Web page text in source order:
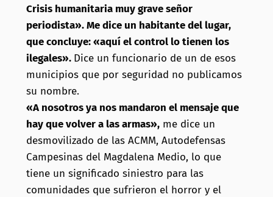
Crisis humanitaria muy grave señor
periodista». Me dice un habitante del lugar,
que concluye: «aquí el control lo tienen los
ilegales». Dice un funcionario de un de esos
municipios que por seguridad no publicamos
su nombre.
«A nosotros ya nos mandaron el mensaje que
hay que volver a las armas»,me dice un
desmovilizado de las ACMM, Autodefensas
Campesinas del Magdalena Medio, lo que
tiene un significado siniestro para las
comunidades que sufrieron el horror y el